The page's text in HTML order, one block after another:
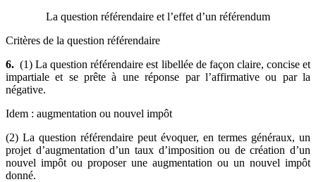
La question référendaire et l’effet d’un référendum
Critères de la question référendaire
6. (1) La question référendaire est libellée de façon claire, concise et
impartiale et se prête à une réponse par l’affirmative ou par la
négative.
Idem : augmentation ou nouvel impôt
(2) La question référendaire peut évoquer, en termes généraux, un
projet d’augmentation d’un taux d’imposition ou de création d’un
nouvel impôt ou proposer une augmentation ou un nouvel impôt
donné.